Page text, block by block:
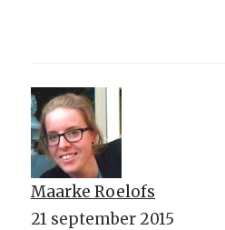
Maarke Roelofs
21 september 2015